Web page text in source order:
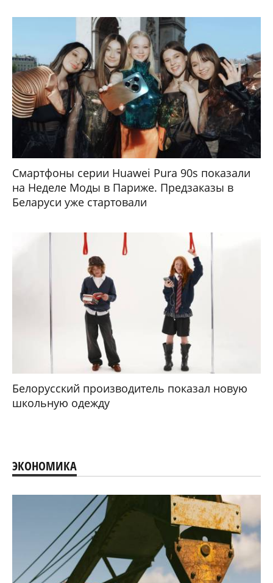
Смартфоны серии Huawei Pura 90s показали
на Неделе Моды в Париже. Предзаказы в
Беларуси уже стартовали
Белорусский производитель показал новую
школьную одежду
ЭКОНОМИКА